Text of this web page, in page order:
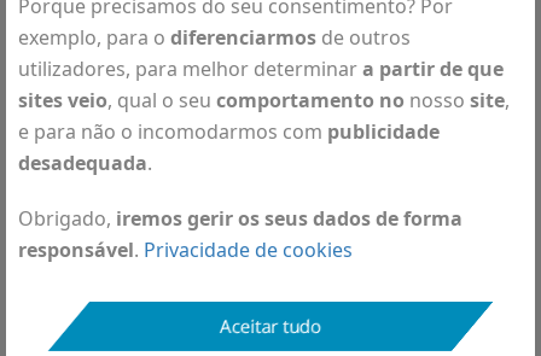
Cookies
Os cookies do Google Analytics são usados para o/a
apurarmos quanto tempo permanece na página,
que páginas o encaminharam para cá, o seu
localização geográfica - o que determinamos com o
seu endereço IP anonimizado. Esses dados
Porque precisamos do seu consentimento? Por
exemplo, para o diferenciarmos de outros
utilizadores, para melhor determinara partir de que
sites veio, qual o seu comportamento no nosso site,
e para não o incomodarmos com publicidade
desadequada.
Obrigado, iremos gerir os seus dados de forma
responsável. Privacidade de cookies
Aceitar tudo